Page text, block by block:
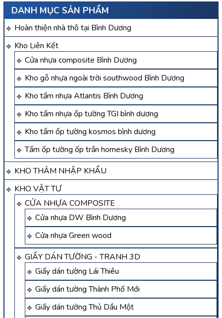
DANH MỤC SẢN PHẨM
Hoàn thiện nhà thô tại Bình Dương
Kho Liên Kết
Cửa nhựa composite Bình Dương
Kho gỗ nhựa ngoài trời southwood Bình Dương
Kho tấm nhựa Atlantis Bình Dương
Kho tấm nhựa ốp tường TGI bình dương
Kho tấm ốp tường kosmos bình dương
Tấm ốp tường ốp trần homesky Bình Dương
KHO THẢM NHẬP KHẨU
KHO VẬT TƯ
CỬA NHỰA COMPOSITE
Cửa nhựa DW Bình Dương
Cửa nhựa Green wood
GIẤY DÁN TƯỜNG - TRANH 3D
Giấy dán tường Lái Thiêu
Giấy dán tường Thành Phố Mới
Giấy dán tường Thủ Dầu Một